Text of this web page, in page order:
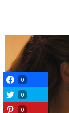
0
0
0